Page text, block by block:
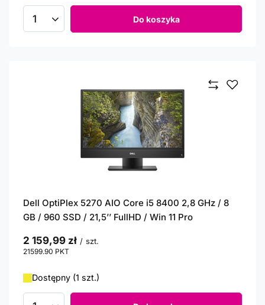
Ilość produktów Do koszyka
Dell OptiPlex 5270 AIO Core i5 8400 2,8 GHz / 8
GB / 960 SSD / 21,5’’ FullHD / Win 11 Pro
2 159,99 zł / szt.
21599.90 PKT
Dostępny (1 szt.)